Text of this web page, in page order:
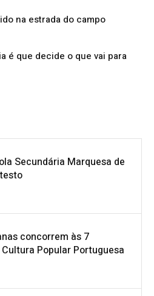
na estrada do campo
é que decide o que vai para
Secundária Marquesa de
concorrem às 7
Popular Portuguesa